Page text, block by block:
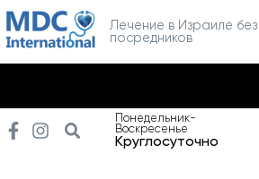
Лечение в Израиле без
посредников
Понедельник-
Воскресенье
Круглосуточно